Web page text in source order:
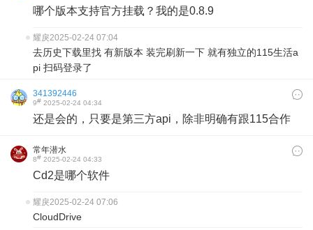
哪个版本支持官方挂载？我的是0.8.9
耀戾2025-02-24 07:04
去历史下载里找 有新版本 装完刷新一下 就有独立的115生活a
pi 扫码登录了
341392446
9# 2025-02-24 04:34
还是会的，只要是第三方api，除非明确有跟115合作
常年潜水
8# 2025-02-24 04:33
Cd2是哪个软件
耀戾2025-02-24 07:06
CloudDrive